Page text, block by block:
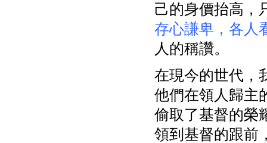
己的身價抬高，
存心謙卑，各人
人的稱讚。
在現今的世代，
他們在領人歸主
偷取了基督的榮
領到基督的跟前